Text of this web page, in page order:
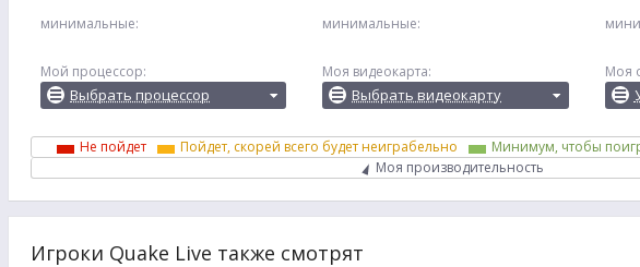
минимальные:
Мой процессор:
Выбрать процессор
минимальные:
Моя видеокарта:
Выбрать видеокарту
Моя
Не пойдет Пойдет, скорей всего будет неиграбельно Минимум, чтобы
Моя производительность
Игроки Quake Live также смотрят